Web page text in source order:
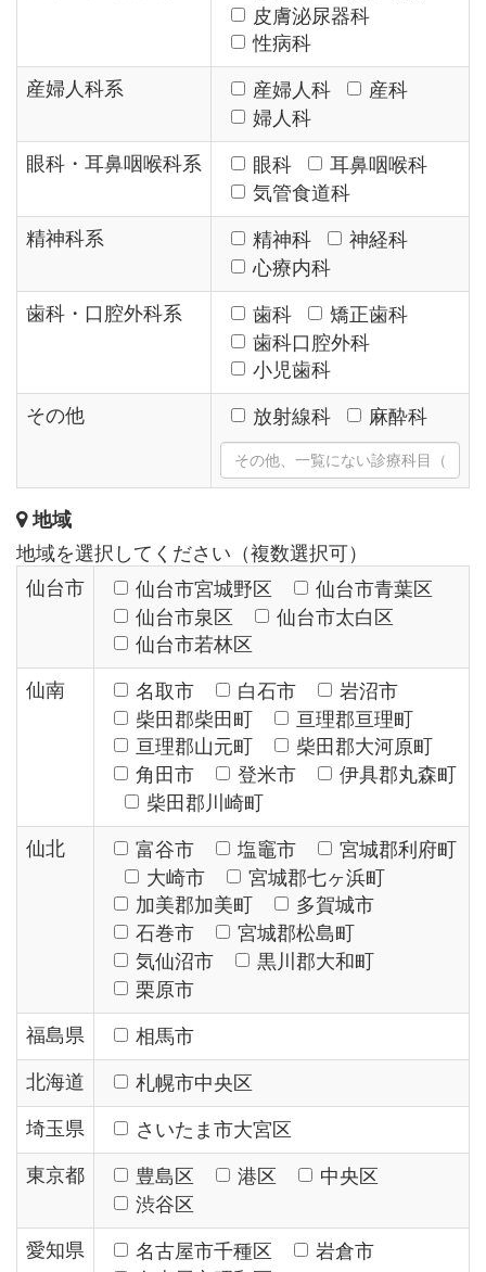
皮膚泌尿器科
性病科
産婦人科系 産婦人科
産科
婦人科
眼科・耳鼻咽喉科系 眼科
耳鼻咽喉科
気管食道科
精神科系 精神科
神経科
心療内科
歯科・口腔外科系 歯科
矯正歯科
歯科口腔外科
小児歯科
その他 放射線科 麻酔科
地域
地域を選択してください（複数選択可）
仙台市
仙台市宮城野区
仙台市青葉区
仙台市泉区
仙台市太白区
仙台市若林区
仙南 名取市 白石市
岩沼市
柴田郡柴田町
亘理郡亘理町
亘理郡山元町
柴田郡大河原町
角田市
登米市
伊具郡丸森町
柴田郡川崎町
仙北 富谷市 塩竈市
宮城郡利府町
大崎市
宮城郡七ヶ浜町
加美郡加美町
多賀城市
石巻市
宮城郡松島町
気仙沼市
黒川郡大和町
栗原市
福島県 相馬市
北海道 札幌市中央区
埼玉県 さいたま市大宮区
東京都 豊島区 港区
中央区
渋谷区
愛知県 名古屋市千種区
岩倉市